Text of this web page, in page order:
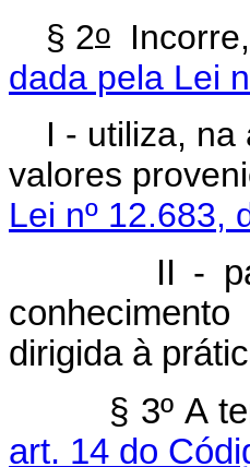
§ 2o
dada pela Lei
I - utiliza,
valores
Lei nº 12.683,
II -
dirigida à
§ 3º A
art. 14 do